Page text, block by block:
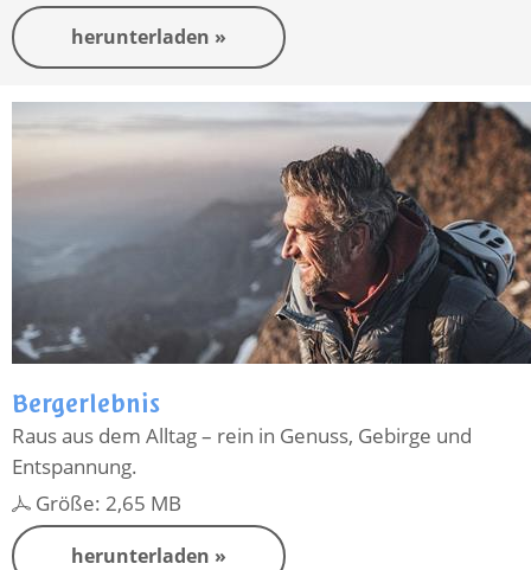
herunterladen »
Bergerlebnis
Raus aus dem Alltag – rein in Genuss, Gebirge und
Entspannung.
Größe: 2,65 MB
herunterladen »